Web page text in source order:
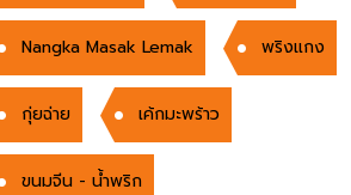
Nangka Masak Lemak พริงแกง
กุ่ยฉ่าย เค้กมะพร้าว
ขนมจีน - น้ำพริก